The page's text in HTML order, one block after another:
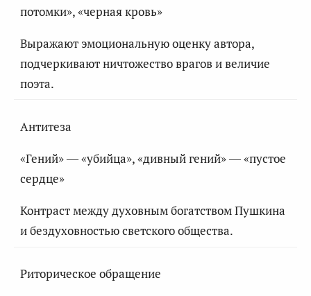
потомки», «черная кровь»
Выражают эмоциональную оценку автора,
подчеркивают ничтожество врагов и величие
поэта.
Антитеза
«Гений» — «убийца», «дивный гений» — «пустое
сердце»
Контраст между духовным богатством Пушкина
и бездуховностью светского общества.
Риторическое обращение